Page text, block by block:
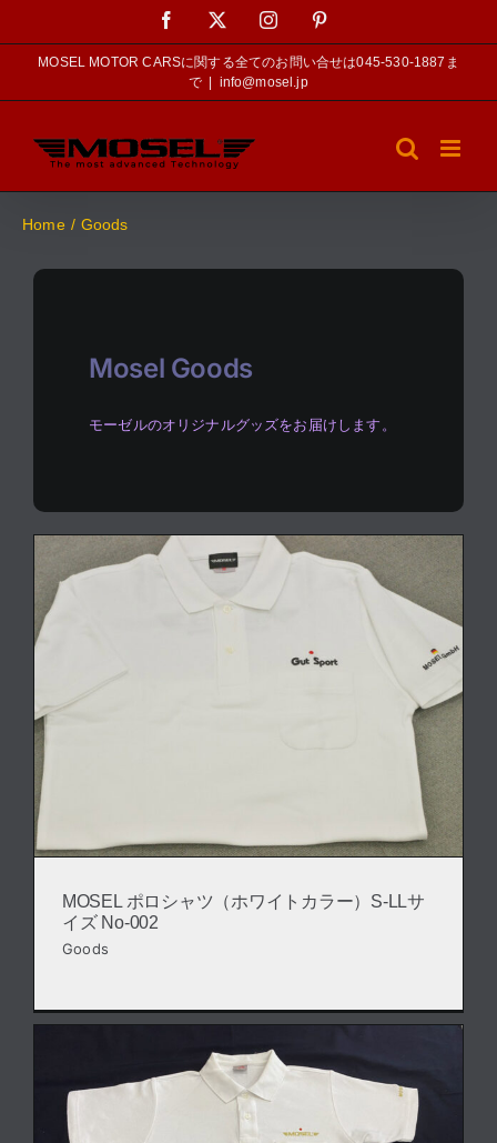
content
Facebook Instagram
MOSEL MOTOR CARSに関する全てのお問い合せは045-530-1887ま
で
info@mosel.jp
Home Goods
Mosel Goods
モーゼルのオリジナルグッズをお届けします。
MOSEL ポロシャツ（ホワイトカラー）S-LLサ
イズ No-002
Goods